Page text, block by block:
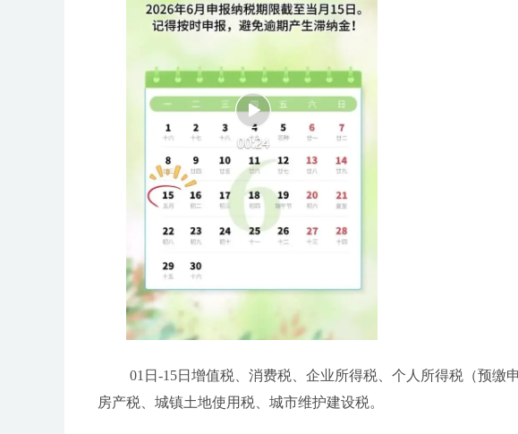
01日-15日增值税、消费税、企业所得税、个人所得税（预缴
房产税、城镇土地使用税、城市维护建设税。